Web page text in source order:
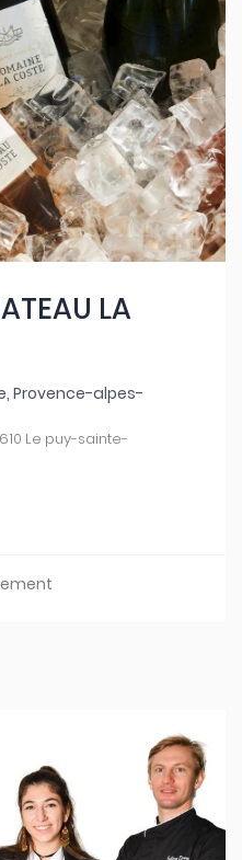
LA
Provence-alpes-
Le puy-sainte-